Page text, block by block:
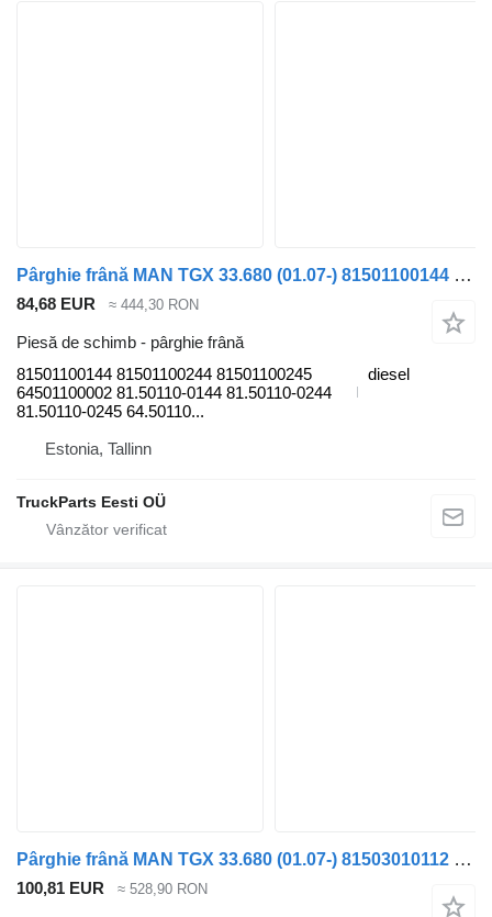
Pârghie frână MAN TGX 33.680 (01.07-) 81501100144 pentru cap tractor MAN TGL, TGM, TGS, TGX (2005-2021)
84,68 EUR ≈ 444,30 RON
Piesă de schimb - pârghie frână
81501100144 81501100244 81501100245
64501100002 81.50110-0144 81.50110-0244
81.50110-0245 64.50110...
diesel
Estonia, Tallinn
TruckParts Eesti OÜ
Pârghie frână MAN TGX 33.680 (01.07-) 81503010112 pentru cap tractor MAN TGL, TGM, TGS, TGX (2005-2021)
100,81 EUR ≈ 528,90 RON